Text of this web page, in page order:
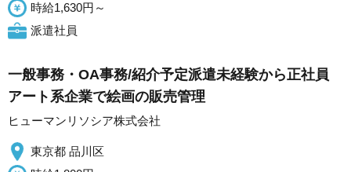
時給1,630円～
派遣社員
一般事務・OA事務/紹介予定派遣未経験から正社員
アート系企業で絵画の販売管理
ヒューマンリソシア株式会社
東京都 品川区